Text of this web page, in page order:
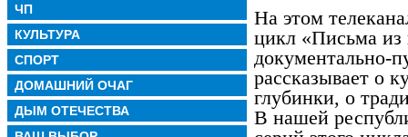
ЧП
КУЛЬТУРА
СПОРТ
ДОМАШНИЙ ОЧАГ
ДЫМ ОТЕЧЕСТВА
На этом
цикл «Письма
документально-
рассказывает о
глубинки, о
В нашей